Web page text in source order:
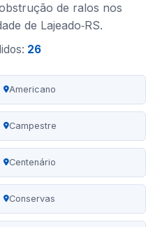
de ralos nos
de Lajeado‑RS.
26
Americano
Campestre
Centenário
Conservas